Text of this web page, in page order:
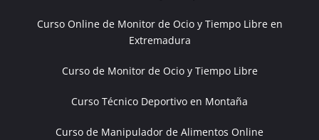
Curso Online de Monitor de Ocio y Tiempo Libre en
Extremadura
Curso de Monitor de Ocio y Tiempo Libre
Curso Técnico Deportivo en Montaña
Curso de Manipulador de Alimentos Online